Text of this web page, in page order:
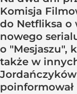
Komisja
do Netfliksa o
nowego
o "Mesjaszu",
także w